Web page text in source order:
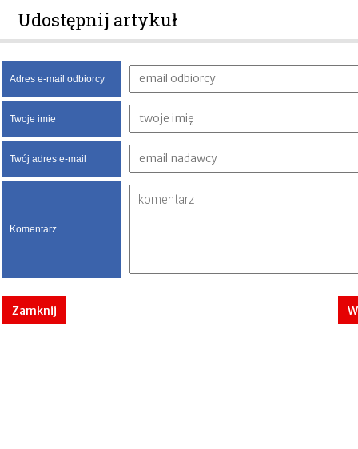
Udostępnij artykuł
Adres e-mail odbiorcy
Twoje imie
Twój adres e-mail
Komentarz